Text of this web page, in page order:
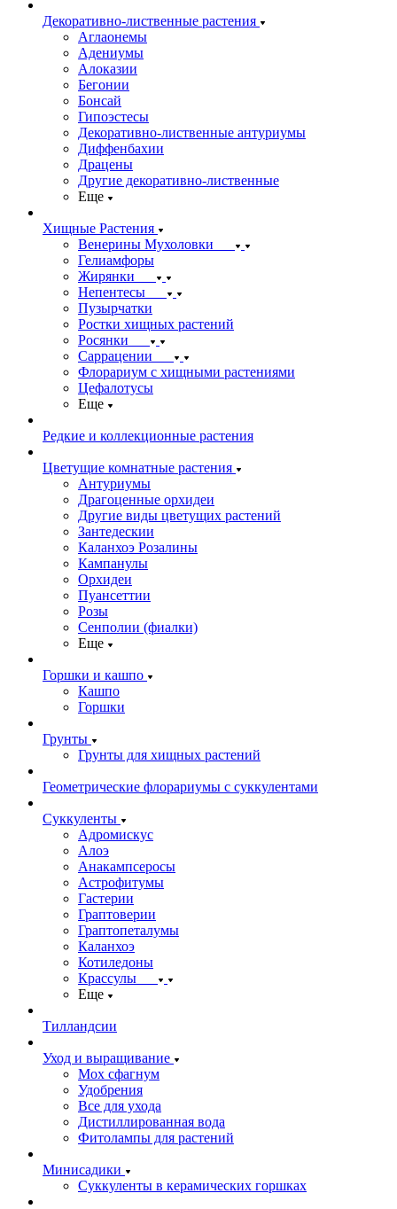
Декоративно-лиственные растения
Аглаонемы
Адениумы
Алоказии
Бегонии
Бонсай
Гипоэстесы
Декоративно-лиственные антуриумы
Диффенбахии
Драцены
Другие декоративно-лиственные
Еще
Хищные Растения
Венерины Мухоловки
Гелиамфоры
Жирянки
Непентесы
Пузырчатки
Ростки хищных растений
Росянки
Саррацении
Флорариум с хищными растениями
Цефалотусы
Еще
Редкие и коллекционные растения
Цветущие комнатные растения
Антуриумы
Драгоценные орхидеи
Другие виды цветущих растений
Зантедескии
Каланхоэ Розалины
Кампанулы
Орхидеи
Пуансеттии
Розы
Сенполии (фиалки)
Еще
Горшки и кашпо
Кашпо
Горшки
Грунты
Грунты для хищных растений
Геометрические флорариумы с суккулентами
Суккуленты
Адромискус
Алоэ
Анакампсеросы
Астрофитумы
Гастерии
Граптоверии
Граптопеталумы
Каланхоэ
Котиледоны
Крассулы
Еще
Тилландсии
Уход и выращивание
Мох сфагнум
Удобрения
Все для ухода
Дистиллированная вода
Фитолампы для растений
Минисадики
Суккуленты в керамических горшках